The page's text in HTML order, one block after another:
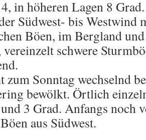
in höheren Lagen 8
Südwest- bis Westwind
Böen, im Bergland
schwere
zum Sonntag wechselnd
bewölkt. Örtlich
3 Grad. Anfangs noch
aus Südwest.